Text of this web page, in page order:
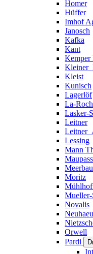
Homer
Hüffer
Imhof
Janosch
Kafka
Kant
Kemper
Kleist
Kunisch
Lagerlöf
La-
Lasker-
Leitner
Lessing
Mann
Moritz
Mueller-
Novalis
Orwell
Pardi